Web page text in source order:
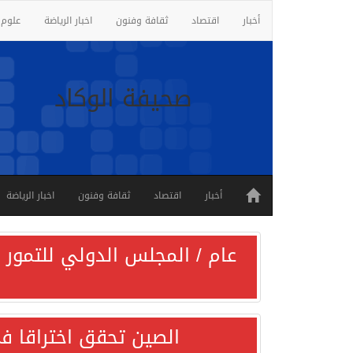
أخبار اقتصاد ثقافة وفنون اخبار الرياضة
صحيفة الوكاد
أخبار اقتصاد ثقافة وفنون اخبار الرياضة
عام / المجلس الدولي للتمور
الصين تحقق اختراقا